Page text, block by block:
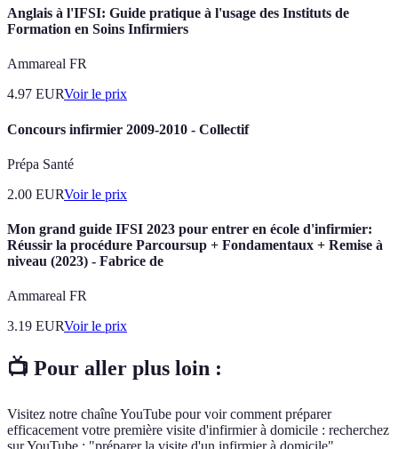
Anglais à l'IFSI: Guide pratique à l'usage des Instituts de
Formation en Soins Infirmiers
Ammareal FR
4.97 EURVoir le prix
Concours infirmier 2009-2010 - Collectif
Prépa Santé
2.00 EURVoir le prix
Mon grand guide IFSI 2023 pour entrer en école d'infirmier:
Réussir la procédure Parcoursup + Fondamentaux + Remise à
niveau (2023) - Fabrice de
Ammareal FR
3.19 EURVoir le prix
📺 Pour aller plus loin :
Visitez notre chaîne YouTube pour voir comment préparer
efficacement votre première visite d'infirmier à domicile : recherchez